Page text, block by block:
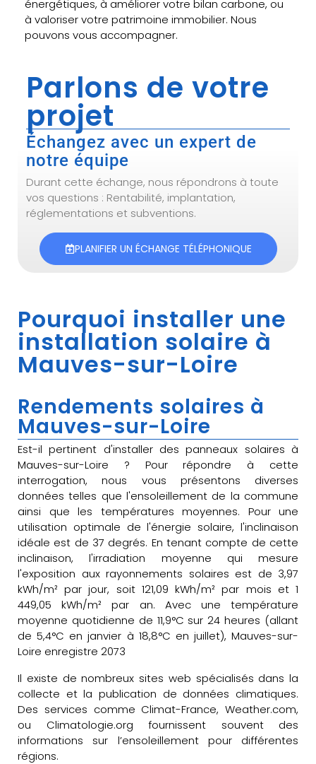
énergétiques, à améliorer votre bilan carbone, ou
à valoriser votre patrimoine immobilier. Nous
pouvons vous accompagner.
Parlons de votre
projet
Échangez avec un expert de
notre équipe
Durant cette échange, nous répondrons à toute
vos questions : Rentabilité, implantation,
réglementations et subventions.
PLANIFIER UN ÉCHANGE TÉLÉPHONIQUE
Pourquoi installer une
installation solaire à
Mauves-sur-Loire
Rendements solaires à
Mauves-sur-Loire
Est-il pertinent d'installer des panneaux solaires à
Mauves-sur-Loire ? Pour répondre à cette
interrogation, nous vous présentons diverses
données telles que l'ensoleillement de la commune
ainsi que les températures moyennes. Pour une
utilisation optimale de l'énergie solaire, l'inclinaison
idéale est de 37 degrés. En tenant compte de cette
inclinaison, l'irradiation moyenne qui mesure
l'exposition aux rayonnements solaires est de 3,97
kWh/m² par jour, soit 121,09 kWh/m² par mois et 1
449,05 kWh/m² par an. Avec une température
moyenne quotidienne de 11,9°C sur 24 heures (allant
de 5,4°C en janvier à 18,8°C en juillet), Mauves-sur-
Loire enregistre 2073
Il existe de nombreux sites web spécialisés dans la
collecte et la publication de données climatiques.
Des services comme Climat-France, Weather.com,
ou Climatologie.org fournissent souvent des
informations sur l’ensoleillement pour différentes
régions.